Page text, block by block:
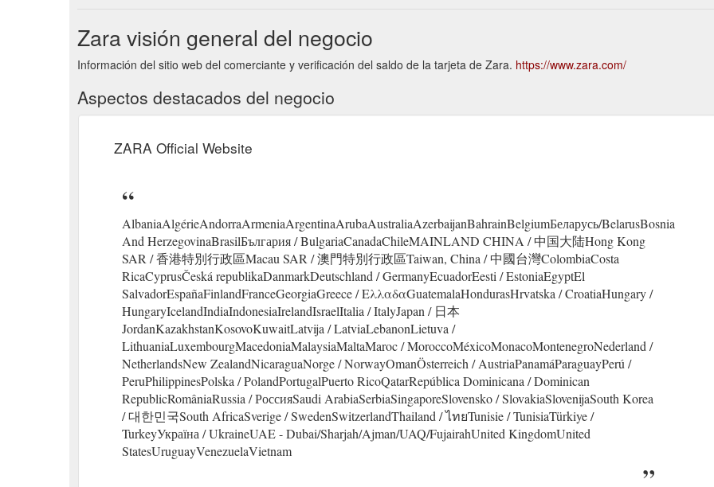
Zara visión general del negocio
Información del sitio web del comerciante y verificación del saldo de la tarjeta de Zara. https://www.zara.com/
Aspectos destacados del negocio
ZARA Official Website
AlbaniaAlgérieAndorraArmeniaArgentinaArubaAustraliaAzerbaijanBahrainBelgiumБеларусь/BelarusBosnia
And HerzegovinaBrasilБългария / BulgariaCanadaChileMAINLAND CHINA / 中国大陆Hong Kong
SAR / 香港特別行政區Macau SAR / 澳門特別行政區Taiwan, China / 中國台灣ColombiaCosta
RicaCyprusČeská republikaDanmarkDeutschland / GermanyEcuadorEesti / EstoniaEgyptEl
SalvadorEspañaFinlandFranceGeorgiaGreece / ΕλλαδαGuatemalaHondurasHrvatska / CroatiaHungary /
HungaryIcelandIndiaIndonesiaIrelandIsraelItalia / ItalyJapan / 日本
JordanKazakhstanKosovoKuwaitLatvija / LatviaLebanonLietuva /
LithuaniaLuxembourgMacedoniaMalaysiaMaltaMaroc / MoroccoMéxicoMonacoMontenegroNederland /
NetherlandsNew ZealandNicaraguaNorge / NorwayOmanÖsterreich / AustriaPanamáParaguayPerú /
PeruPhilippinesPolska / PolandPortugalPuerto RicoQatarRepública Dominicana / Dominican
RepublicRomâniaRussia / РоссияSaudi ArabiaSerbiaSingaporeSlovensko / SlovakiaSlovenijaSouth Korea
/ 대한민국South AfricaSverige / SwedenSwitzerlandThailand / ไทยTunisie / TunisiaTürkiye /
TurkeyУкраїна / UkraineUAE - Dubai/Sharjah/Ajman/UAQ/FujairahUnited KingdomUnited
StatesUruguayVenezuelaVietnam